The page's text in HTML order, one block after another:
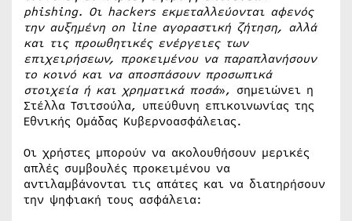
phishing. Οι hackers εκμεταλλεύονται αφενός
την αυξημένη on line αγοραστική ζήτηση, αλλά
και τις προωθητικές ενέργειες των
επιχειρήσεων, προκειμένου να παραπλανήσουν
το κοινό και να αποσπάσουν προσωπικά
στοιχεία ή και χρηματικά ποσά», σημειώνει η
Στέλλα Τσιτσούλα, υπεύθυνη επικοινωνίας της
Εθνικής Ομάδας Κυβερνοασφάλειας.
Οι χρήστες μπορούν να ακολουθήσουν μερικές
απλές συμβουλές προκειμένου να
αντιλαμβάνονται τις απάτες και να διατηρήσουν
την ψηφιακή τους ασφάλεια: